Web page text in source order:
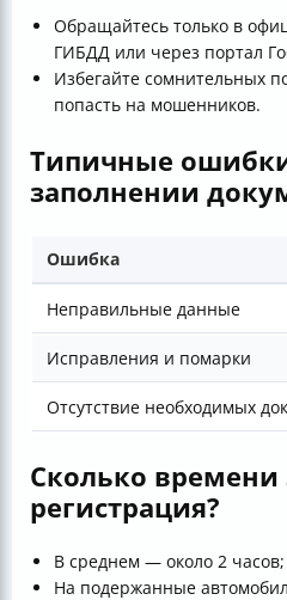
Обращайтесь только в
ГИБДД или через портал
Избегайте сомнительных
попасть на мошенников.
Типичные
заполнении
Ошибка
Неправильные данные
Исправления и помарки
Отсутствие необходимых
Сколько времени
регистрация?
В среднем — около 2 часов;
На подержанные